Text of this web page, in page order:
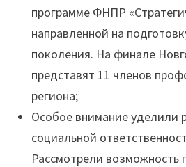
программе ФНПР
направленной на
поколения. На финале
представят 11 членов
региона;
Особое внимание уделили
социальной
Рассмотрели